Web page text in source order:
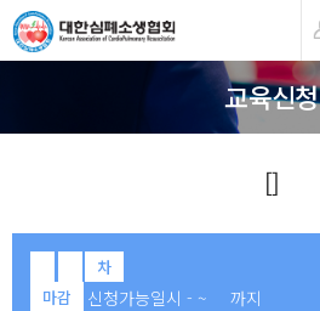
교육신청
[]
차
마감
신청가능일시 - ~ 까지